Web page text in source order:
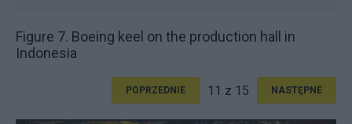
Figure 7. Boeing keel on the production hall in
Indonesia
POPRZEDNIE 11 z 15 NASTĘPNE